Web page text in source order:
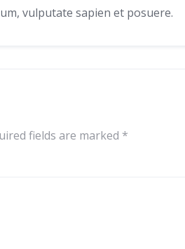
vulputate sapien et posuere.
fields are marked *